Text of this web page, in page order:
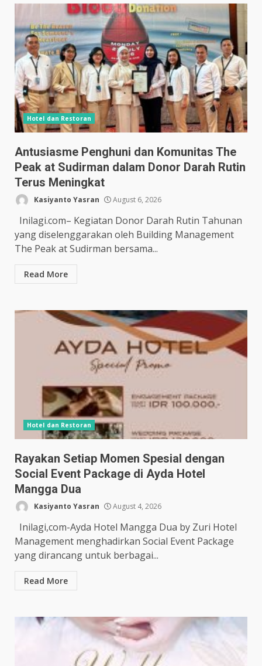
Hotel dan Restoran
Antusiasme Penghuni dan Komunitas The
Peak at Sudirman dalam Donor Darah Rutin
Terus Meningkat
Kasiyanto Yasran August 6, 2026
Inilagi.com– Kegiatan Donor Darah Rutin Tahunan
yang diselenggarakan oleh Building Management
The Peak at Sudirman bersama...
Read More
Hotel dan Restoran
Rayakan Setiap Momen Spesial dengan
Social Event Package di Ayda Hotel
Mangga Dua
Kasiyanto Yasran August 4, 2026
Inilagi,com-Ayda Hotel Mangga Dua by Zuri Hotel
Management menghadirkan Social Event Package
yang dirancang untuk berbagai...
Read More